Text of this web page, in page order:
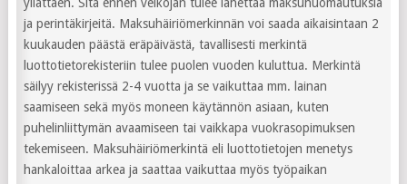
yllättäen. Sitä ennen velkojan tulee lähettää maksuhuomautuksia
ja perintäkirjeitä. Maksuhäiriömerkinnän voi saada aikaisintaan 2
kuukauden päästä eräpäivästä, tavallisesti merkintä
luottotietorekisteriin tulee puolen vuoden kuluttua. Merkintä
säilyy rekisterissä 2-4 vuotta ja se vaikuttaa mm. lainan
saamiseen sekä myös moneen käytännön asiaan, kuten
puhelinliittymän avaamiseen tai vaikkapa vuokrasopimuksen
tekemiseen. Maksuhäiriömerkintä eli luottotietojen menetys
hankaloittaa arkea ja saattaa vaikuttaa myös työpaikan